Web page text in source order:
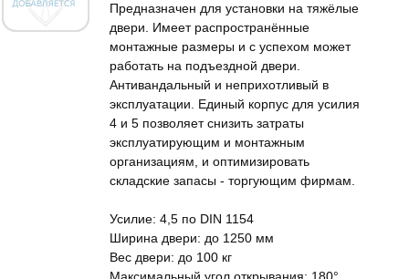
Предназначен для установки на тяжёлые
двери. Имеет распространённые
монтажные размеры и с успехом может
работать на подъездной двери.
Антивандальный и неприхотливый в
эксплуатации. Единый корпус для усилия
4 и 5 позволяет снизить затраты
эксплуатирующим и монтажным
организациям, и оптимизировать
складские запасы - торгующим фирмам.
Усилие: 4,5 по DIN 1154
Ширина двери: до 1250 мм
Вес двери: до 100 кг